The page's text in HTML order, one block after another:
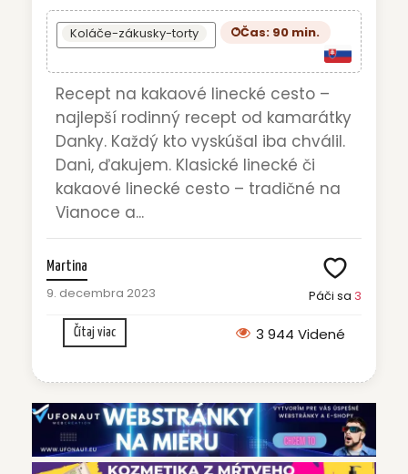
Čas: 90 min.
Koláče-zákusky-torty
Recept na kakaové linecké cesto –
najlepší rodinný recept od kamarátky
Danky. Každý kto vyskúšal iba chválil.
Dani, ďakujem. Klasické linecké či
kakaové linecké cesto – tradičné na
Vianoce a...
Martina
9. decembra 2023 Páči sa 3
Čítaj viac 3 944 Videné